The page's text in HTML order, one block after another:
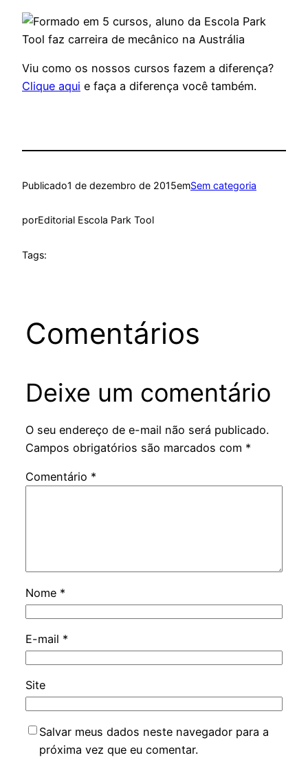
Viu como os nossos cursos fazem a diferença?
Clique aqui e faça a diferença você também.
Publicado1 de dezembro de 2015emSem categoria
porEditorial Escola Park Tool
Tags:
Comentários
Deixe um comentário
O seu endereço de e-mail não será publicado.
Campos obrigatórios são marcados com *
Comentário *
Nome *
E-mail *
Site
Salvar meus dados neste navegador para a
próxima vez que eu comentar.